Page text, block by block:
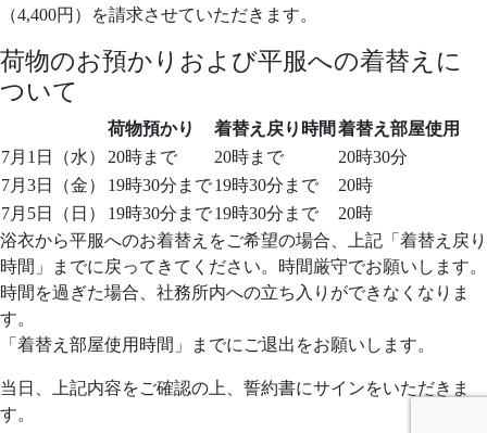
（4,400円）を請求させていただきます。
荷物のお預かりおよび平服への着替えに
ついて
荷物預かり 着替え戻り時間 着替え部屋使用
7月1日（水）
20時まで 20時まで
20時30分
7月3日（金）
19時30分まで19時30分まで
20時
7月5日（日）
19時30分まで19時30分まで
20時
浴衣から平服へのお着替えをご希望の場合、上記「着替え戻り
時間」までに戻ってきてください。時間厳守でお願いします。
時間を過ぎた場合、社務所内への立ち入りができなくなりま
す。
「着替え部屋使用時間」までにご退出をお願いします。
当日、上記内容をご確認の上、誓約書にサインをいただきま
す。